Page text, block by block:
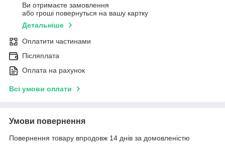
Ви отримаєте замовлення
або гроші повернуться на вашу картку
Детальніше
Оплатити частинами
Післяплата
Оплата на рахунок
Всі умови оплати
Умови повернення
Повернення товару впродовж 14 днів за домовленістю